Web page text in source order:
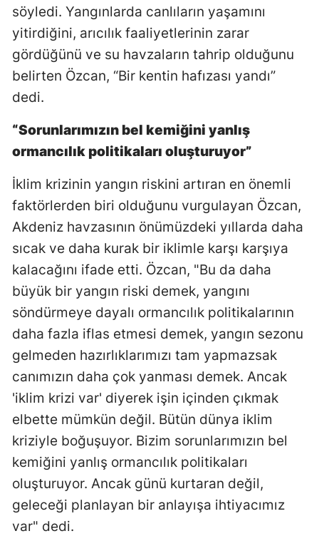
söyledi. Yangınlarda canlıların yaşamını
yitirdiğini, arıcılık faaliyetlerinin zarar
gördüğünü ve su havzaların tahrip olduğunu
belirten Özcan, “Bir kentin hafızası yandı”
dedi.
“Sorunlarımızın bel kemiğini yanlış
ormancılık politikaları oluşturuyor”
İklim krizinin yangın riskini artıran en önemli
faktörlerden biri olduğunu vurgulayan Özcan,
Akdeniz havzasının önümüzdeki yıllarda daha
sıcak ve daha kurak bir iklimle karşı karşıya
kalacağını ifade etti. Özcan, "Bu da daha
büyük bir yangın riski demek, yangını
söndürmeye dayalı ormancılık politikalarının
daha fazla iflas etmesi demek, yangın sezonu
gelmeden hazırlıklarımızı tam yapmazsak
canımızın daha çok yanması demek. Ancak
'iklim krizi var' diyerek işin içinden çıkmak
elbette mümkün değil. Bütün dünya iklim
kriziyle boğuşuyor. Bizim sorunlarımızın bel
kemiğini yanlış ormancılık politikaları
oluşturuyor. Ancak günü kurtaran değil,
geleceği planlayan bir anlayışa ihtiyacımız
var" dedi.